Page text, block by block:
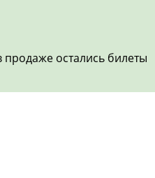
остались билеты